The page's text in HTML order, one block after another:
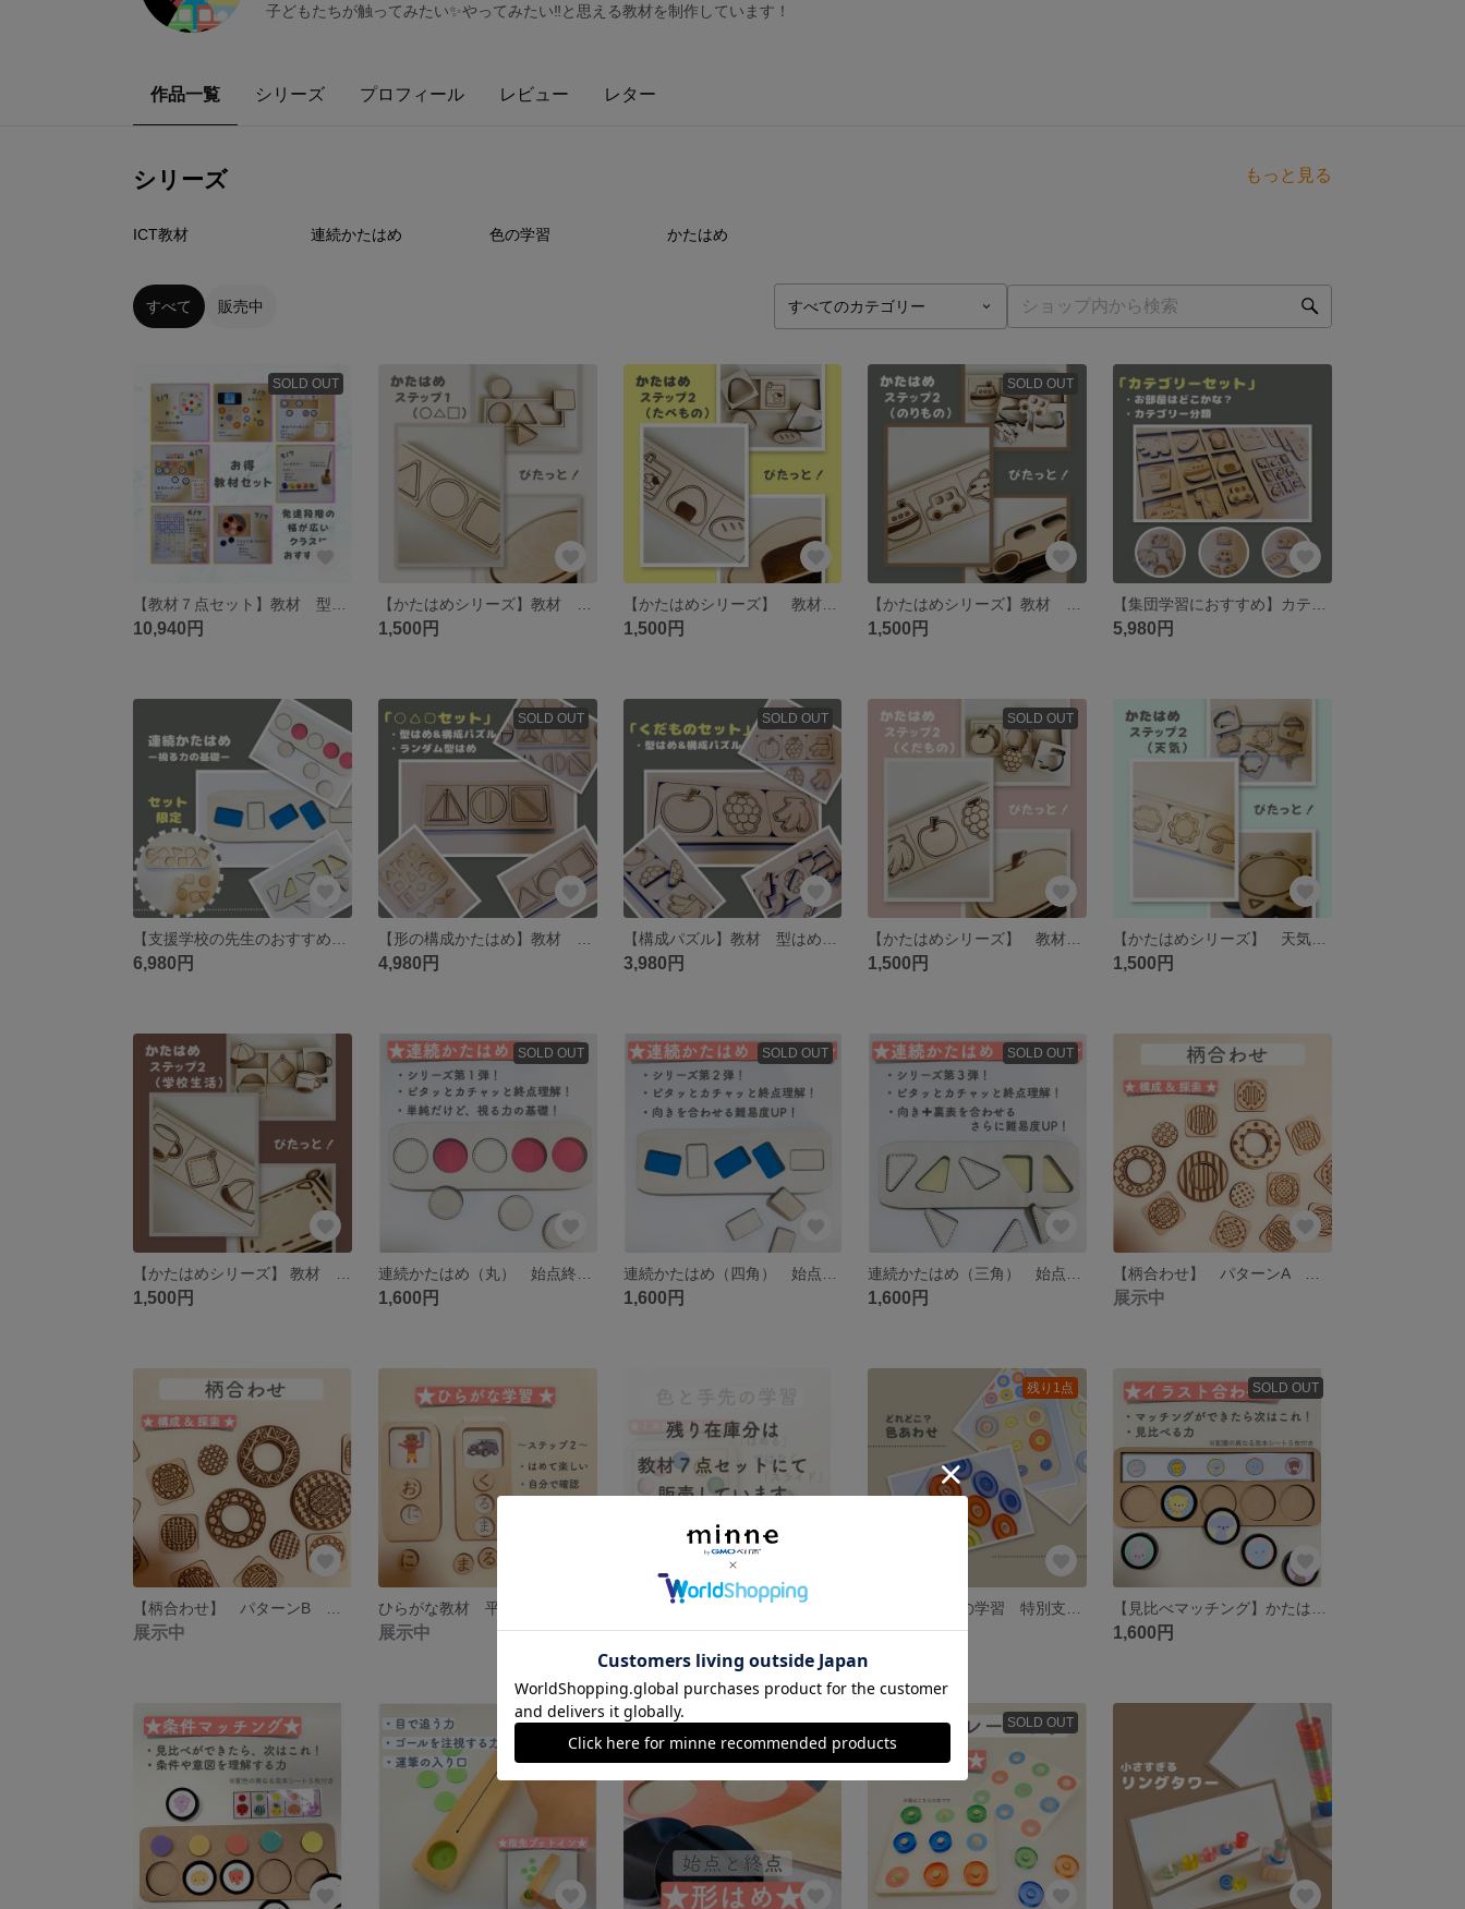
子どもたちが触ってみたい✨やってみたい‼️と思える教材を制作しています！
作品一覧 シリーズ プロフィール レビュー レター
シリーズ もっと見る
ICT教材 連続かたはめ 色の学習 かたはめ
すべて 販売中
SOLD OUT
10,940円 1,500円
【かたはめシリーズ】 教材 型はめ 食べ物 特別支援 特別支援学校
1,500円
SOLD OUT
1,500円 5,980円
6,980円
SOLD OUT
4,980円
SOLD OUT
3,980円
SOLD OUT
1,500円 1,500円
1,500円
SOLD OUT
1,600円
SOLD OUT
1,600円
SOLD OUT
1,600円 展示中
展示中 展示中 1,600円
残り1点
2,600円
SOLD OUT
1,600円
SOLD OUT SOLD OUT